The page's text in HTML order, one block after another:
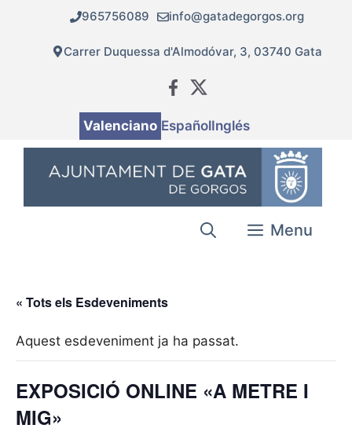
contingut
965756089 info@gatadegorgos.org
Carrer Duquessa d'Almodóvar, 3, 03740 Gata
Valenciano EspañolInglés
Menu
« Tots els Esdeveniments
Aquest esdeveniment ja ha passat.
EXPOSICIÓ ONLINE «A METRE I
MIG»